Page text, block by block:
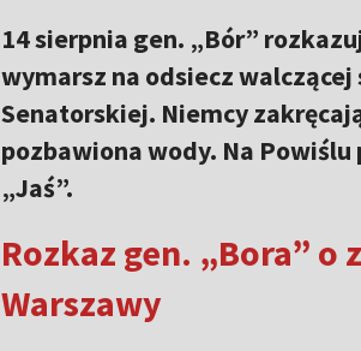
14 sierpnia gen. „Bór”
wymarsz na odsiecz
Senatorskiej. Niemcy
pozbawiona wody. Na
„Jaś”.
Rozkaz gen. „Bora”
Warszawy